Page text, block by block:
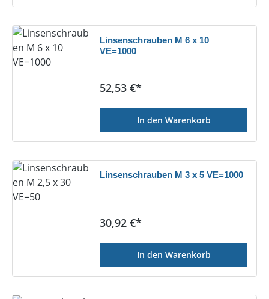
Linsenschrauben M 6 x 10
VE=1000
Regulärer Preis:
52,53 €*
In den Warenkorb
Linsenschrauben M 3 x 5 VE=1000
Regulärer Preis:
30,92 €*
In den Warenkorb